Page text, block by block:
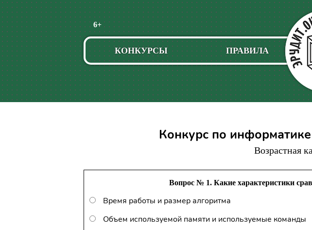
6+
Пропустить
навигацию
КОНКУРСЫ ПРАВИЛА
Конкурс по
Возрастная
Вопрос № 1. Какие характеристики
Время работы и размер алгоритма
Объем используемой памяти и используемые команды